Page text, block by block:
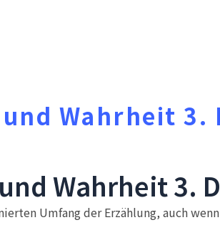
Wahrheit 3.
Wahrheit 3.
Umfang der Erzählung, auch